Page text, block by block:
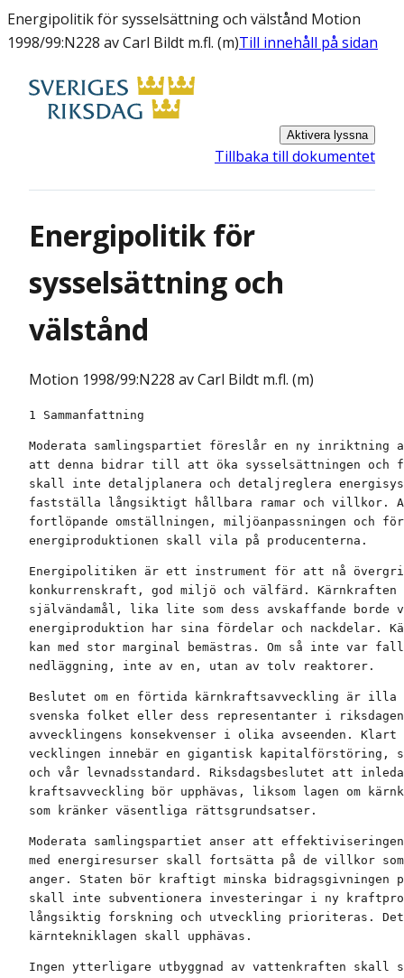
Energipolitik för sysselsättning och välstånd Motion
1998/99:N228 av Carl Bildt m.fl. (m)Till innehåll på sidan
Aktivera lyssna
Tillbaka till dokumentet
Energipolitik för
sysselsättning och
välstånd
Motion 1998/99:N228 av Carl Bildt m.fl. (m)
1 Sammanfattning
Moderata samlingspartiet föreslår en ny inriktning
att denna bidrar till att öka sysselsättningen och
skall inte detaljplanera och detaljreglera
fastställa långsiktigt hållbara ramar och villkor.
fortlöpande omställningen, miljöanpassningen och
energiproduktionen skall vila på producenterna.
Energipolitiken är ett instrument för att nå
konkurrenskraft, god miljö och välfärd. Kärnkraften
självändamål, lika lite som dess avskaffande
energiproduktion har sina fördelar och nackdelar.
kan med stor marginal bemästras. Om så inte var
nedläggning, inte av en, utan av tolv reaktorer.
Beslutet om en förtida kärnkraftsavveckling är illa
svenska folket eller dess representanter i riksdagen
avvecklingens konsekvenser i olika avseenden.
vecklingen innebär en gigantisk kapitalförstöring,
och vår levnadsstandard. Riksdagsbeslutet att
kraftsavveckling bör upphävas, liksom lagen om
som kränker väsentliga rättsgrundsatser.
Moderata samlingspartiet anser att
med energiresurser skall fortsätta på de villkor
anger. Staten bör kraftigt minska bidragsgivningen
skall inte subventionera investeringar i ny
långsiktig forskning och utveckling prioriteras.
kärntekniklagen skall upphävas.
Ingen ytterligare utbyggnad av vattenkraften skall